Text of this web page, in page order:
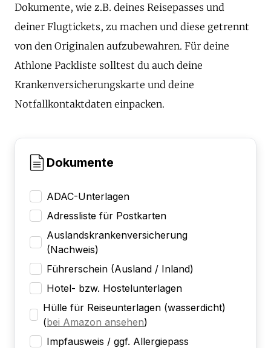
Dokumente, wie z.B. deines Reisepasses und
deiner Flugtickets, zu machen und diese getrennt
von den Originalen aufzubewahren. Für deine
Athlone Packliste solltest du auch deine
Krankenversicherungskarte und deine
Notfallkontaktdaten einpacken.
Dokumente
ADAC-Unterlagen
Adressliste für Postkarten
Auslandskrankenversicherung
(Nachweis)
Führerschein (Ausland / Inland)
Hotel- bzw. Hostelunterlagen
Hülle für Reiseunterlagen (wasserdicht)
(bei Amazon ansehen)
Impfausweis / ggf. Allergiepass